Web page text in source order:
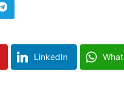
LinkedIn